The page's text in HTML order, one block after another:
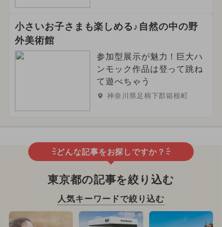
小さいお子さまも楽しめる♪自然の中の野
外美術館
参加型展示が魅力！巨大ハ
ンモック作品は登って跳ね
て遊べちゃう
神奈川県足柄下郡箱根町
どんな記事をお探しですか？
東京都の記事を絞り込む
人気キーワードで絞り込む